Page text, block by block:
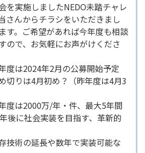
を実施しましたNEDO未踏チャレ
さんからチラシをいただきまし
す。ご希望があれば今年度も相談
ので、お気軽にお声がけくださ
度は2024年2月の公募開始予定
初め？（昨年度は4月3
度は2000万/年・件、最大5年間
後に社会実装を目指す、革新的
長や数年で実装可能な